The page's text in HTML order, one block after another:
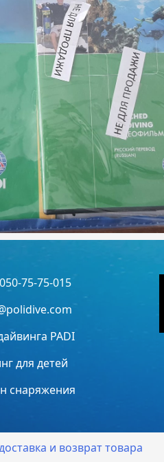
75-75-015
PADI
для детей
снаряжения
и возврат товара